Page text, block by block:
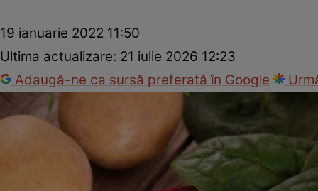
19 ianuarie 2022 11:50
Ultima actualizare: 21 iulie 2026 12:23
Adaugă-ne ca sursă preferată în Google